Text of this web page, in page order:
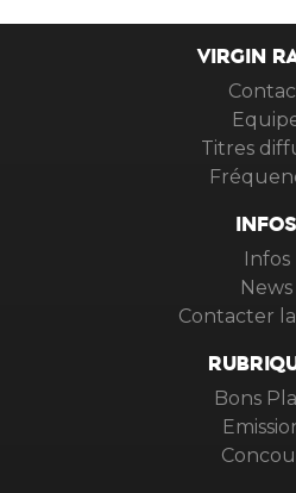
VIRGIN
Titres
INFOS
Infos
News
Contacter
Bons